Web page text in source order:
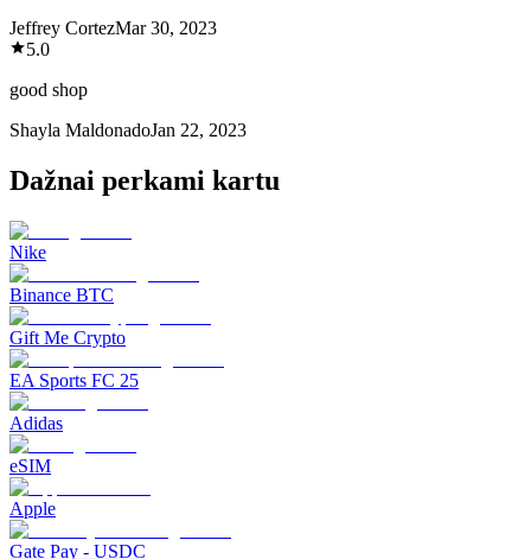
Jeffrey CortezMar 30, 2023
5.0
good shop
Shayla MaldonadoJan 22, 2023
Dažnai perkami kartu
Nike
Binance BTC
Gift Me Crypto
EA Sports FC 25
Adidas
eSIM
Apple
Gate Pay - USDC